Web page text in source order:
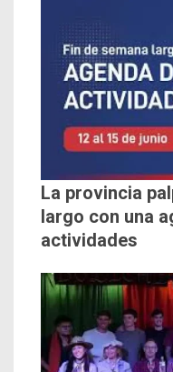
La provincia
largo con una
actividades